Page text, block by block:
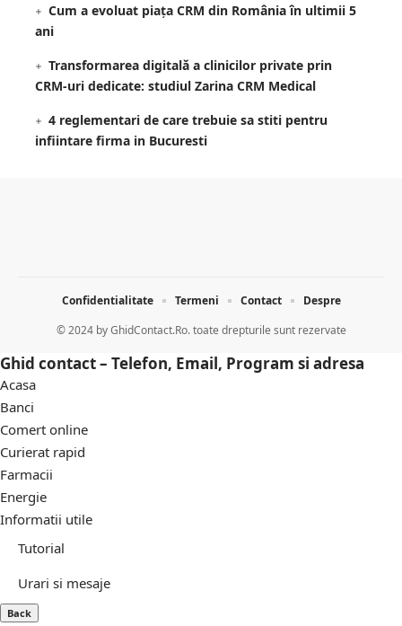
Cum a evoluat piața CRM din România în ultimii 5
ani
Transformarea digitală a clinicilor private prin
CRM-uri dedicate: studiul Zarina CRM Medical
4 reglementari de care trebuie sa stiti pentru
infiintare firma in Bucuresti
© 2024 byGhidContact.Ro. toate drepturile sunt rezervate
Confidentialitate Termeni Contact Despre
Ghid contact – Telefon, Email, Program si adresa
Acasa
Banci
Comert online
Curierat rapid
Farmacii
Energie
Informatii utile
Tutorial
Urari si mesaje
Back